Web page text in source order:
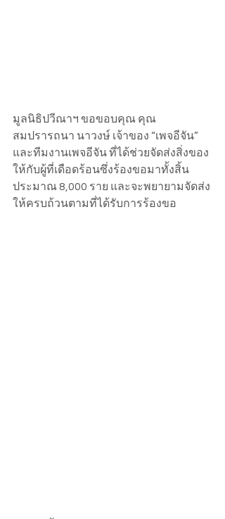
มูลนิธิปวีณาฯ ขอขอบคุณ คุณ
สมปรารถนา นาวงษ์ เจ้าของ “เพจอีจัน”
และทีมงานเพจอีจัน ที่ได้ช่วยจัดส่งสิ่งของ
ให้กับผู้ที่เดือดร้อนซึ่งร้องขอมาทั้งสิ้น
ประมาณ 8,000 ราย และจะพยายามจัดส่ง
ให้ครบถ้วนตามที่ได้รับการร้องขอ